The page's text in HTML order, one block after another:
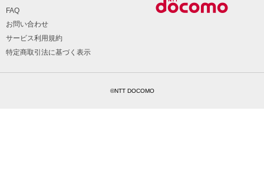
FAQ
お問い合わせ
サービス利用規約
特定商取引法に基づく表示
©NTT DOCOMO